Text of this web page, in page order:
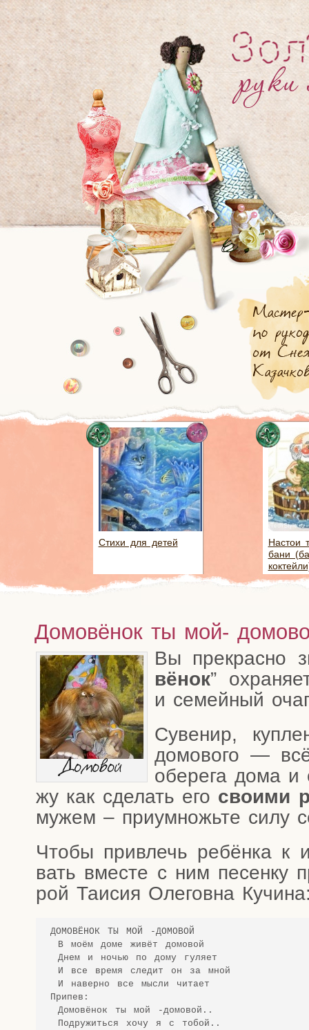
Стихи для детей
Настои
бани
Домовёнок ты мой-
Домо­вой
Вы пре­крас­но
вё­нок”
и семей­ный
Суве­нир,
домо­во­го —
обе­ре­га дома
жу как сде­лать его сво­и­ми
мужем – при­умножь­те силу
Что­бы при­влечь ребён­ка к
вать вме­сте с ним песен­ку
рой Таи­сия Оле­гов­на
ДОМОВЁНОК ТЫ МОЙ -ДОМОВОЙ
В моём доме живёт домовой
Днем и ночью по дому гуляет
И все время следит он за мной
И наверно все мысли читает
Припев:
Домовёнок ты мой -домовой..
Подружиться хочу я с тобой..